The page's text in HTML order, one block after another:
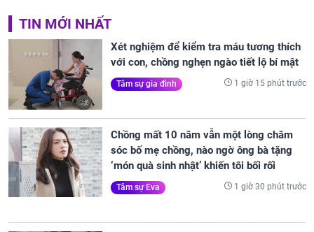
TIN MỚI NHẤT
Xét nghiệm để kiểm tra máu tương thích
với con, chồng nghẹn ngào tiết lộ bí mật
Tâm sự gia đình 1 giờ 15 phút trước
Chồng mất 10 năm vẫn một lòng chăm
sóc bố mẹ chồng, nào ngờ ông bà tặng
‘món quà sinh nhật’ khiến tôi bối rối
Tâm sự Eva 1 giờ 30 phút trước